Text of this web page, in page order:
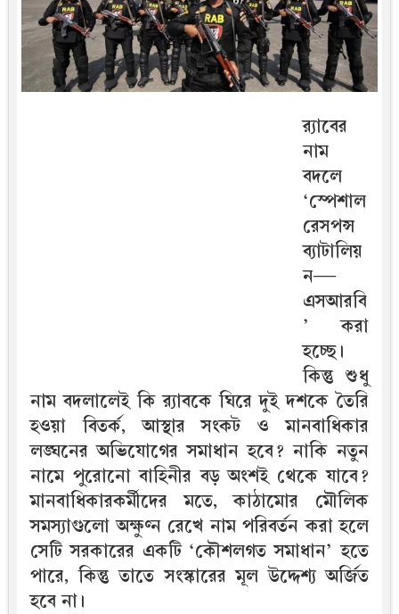
র‍্যাবের
নাম
বদলে
‘স্পেশাল
রেসপন্স
ব্যাটালিয়
ন—
এসআরবি
’ করা
হচ্ছে।
কিন্তু শুধু
নাম বদলালেই কি র‍্যাবকে ঘিরে দুই দশকে তৈরি
হওয়া বিতর্ক, আস্থার সংকট ও মানবাধিকার
লঙ্ঘনের অভিযোগের সমাধান হবে? নাকি নতুন
নামে পুরোনো বাহিনীর বড় অংশই থেকে যাবে?
মানবাধিকারকর্মীদের মতে, কাঠামোর মৌলিক
সমস্যাগুলো অক্ষুণ্ন রেখে নাম পরিবর্তন করা হলে
সেটি সরকারের একটি ‘কৌশলগত সমাধান’ হতে
পারে, কিন্তু তাতে সংস্কারের মূল উদ্দেশ্য অর্জিত
হবে না।